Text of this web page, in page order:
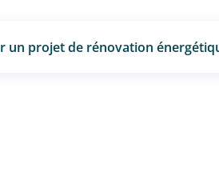
un projet de rénovation